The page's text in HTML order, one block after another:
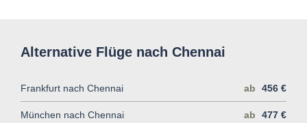
Alternative Flüge nach Chennai
Frankfurt nach Chennai ab 456 €
München nach Chennai ab 477 €